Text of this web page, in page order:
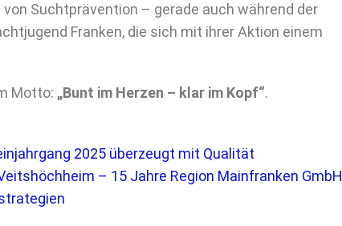
Suchtprävention – gerade auch während der
Franken, die sich mit ihrer Aktion einem
Motto: „Bunt im Herzen – klar im Kopf“.
2025 überzeugt mit Qualität
– 15 Jahre Region Mainfranken GmbH